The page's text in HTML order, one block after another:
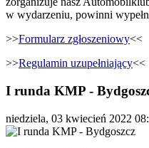
w wydarzeniu, powinni
>>Formularz zgłoszeniowy<<
>>Regulamin uzupełniający<<
I runda KMP -
niedziela, 03 kwiecień 2022